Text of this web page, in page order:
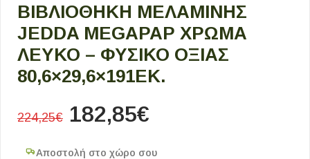
ΒΙΒΛΙΟΘΉΚΗ ΜΕΛΑΜΊΝΗΣ
JEDDA MEGAPAP ΧΡΏΜΑ
ΛΕΥΚΌ – ΦΥΣΙΚΌ ΟΞΙΆΣ
80,6×29,6×191ΕΚ.
224,25€ 182,85€
Αποστολή στο χώρο σου